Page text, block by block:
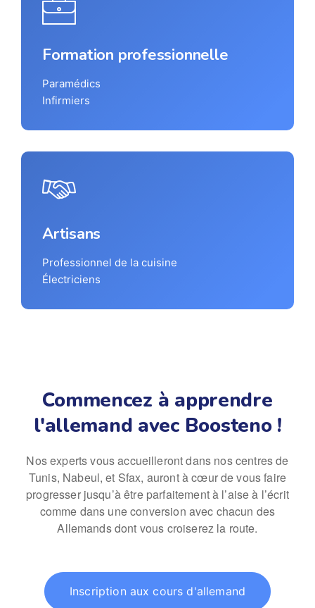
Formation professionnelle
Paramédics
Infirmiers
Artisans
Professionnel de la cuisine
Électriciens
Commencez à apprendre
l'allemand avec Boosteno !
Nos experts vous accueilleront dans nos centres de
Tunis, Nabeul, et Sfax, auront à cœur de vous faire
progresser jusqu’à être parfaitement à l’aise à l’écrit
comme dans une conversion avec chacun des
Allemands dont vous croiserez la route.
Inscription aux cours d'allemand